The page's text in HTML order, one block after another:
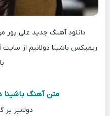
ریمیکس باشینا دولانیم از سایت
متن آهنگ باشینا
دولانیر